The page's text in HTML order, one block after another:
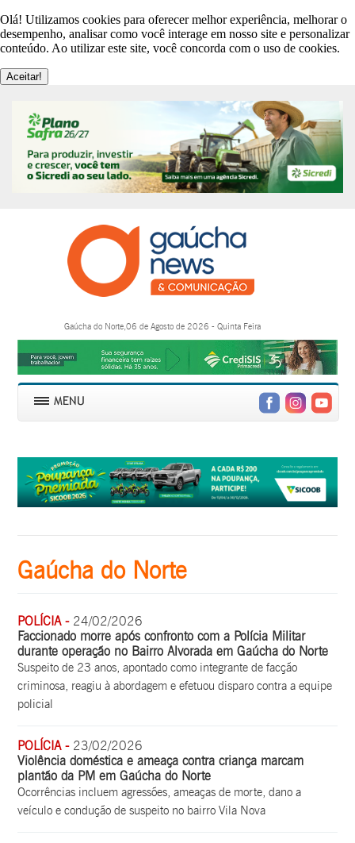
Olá! Utilizamos cookies para oferecer melhor experiência, melhorar o
desempenho, analisar como você interage em nosso site e personalizar
conteúdo. Ao utilizar este site, você concorda com o uso de cookies.
Aceitar!
Gaúcha do Norte,06 de Agosto de 2026 - Quinta Feira
Gaúcha do Norte
POLÍCIA - 24/02/2026
Faccionado morre após confronto com a Polícia Militar
durante operação no Bairro Alvorada em Gaúcha do Norte
Suspeito de 23 anos, apontado como integrante de facção
criminosa, reagiu à abordagem e efetuou disparo contra a equipe
policial
POLÍCIA - 23/02/2026
Violência doméstica e ameaça contra criança marcam
plantão da PM em Gaúcha do Norte
Ocorrências incluem agressões, ameaças de morte, dano a
veículo e condução de suspeito no bairro Vila Nova